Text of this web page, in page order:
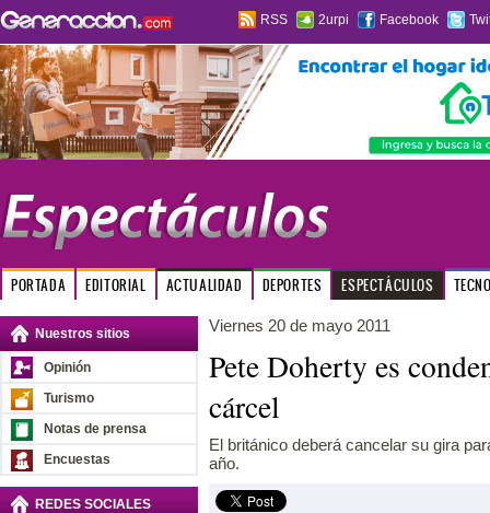
RSS 2urpi Facebook
PORTADA EDITORIAL ACTUALIDAD DEPORTES ESPECTÁCULOS
Nuestros sitios
Opinión
Turismo
Notas de prensa
Encuestas
REDES SOCIALES
Viernes 20 de mayo 2011
Pete Doherty es
cárcel
El británico deberá cancelar su gira
año.